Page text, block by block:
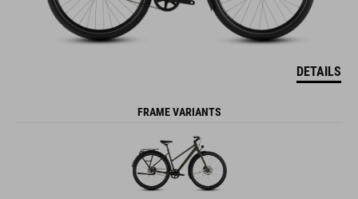
DETAILS
FRAME VARIANTS